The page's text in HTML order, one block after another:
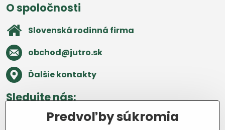
O spoločnosti
Slovenská rodinná firma
obchod​@jutro​.sk
Ďalšie kontakty
Sledujte nás:
Facebook Pinterest Instagram Blog
Predvoľby súkromia